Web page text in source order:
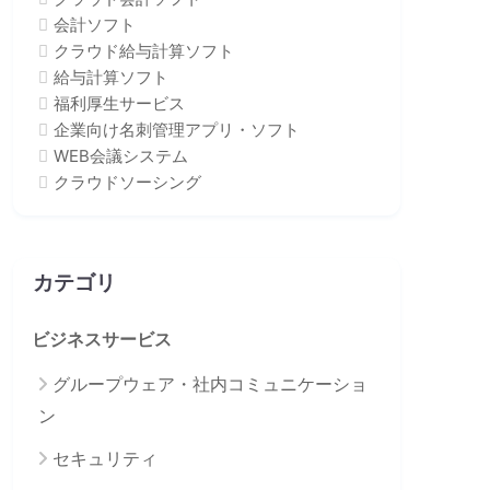
会計ソフト
クラウド給与計算ソフト
給与計算ソフト
福利厚生サービス
企業向け名刺管理アプリ・ソフト
WEB会議システム
クラウドソーシング
カテゴリ
ビジネスサービス
グループウェア・社内コミュニケーショ
ン
セキュリティ